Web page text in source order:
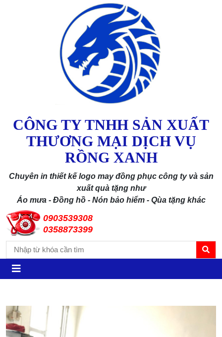
CÔNG TY TNHH SẢN XUẤT
THƯƠNG MẠI DỊCH VỤ
RỒNG XANH
Chuyên in thiết kế logo may đồng phục công ty và sản
xuất quà tặng như
Áo mưa - Đồng hồ - Nón bảo hiểm - Qùa tặng khác
0903539308
0358873399